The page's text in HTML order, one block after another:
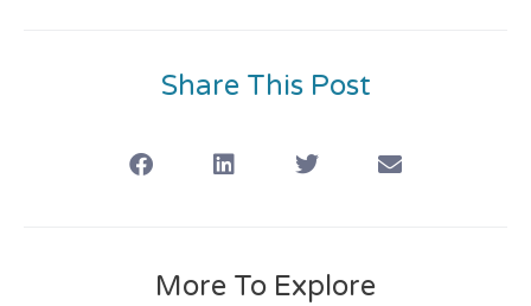
Share This Post
More To Explore